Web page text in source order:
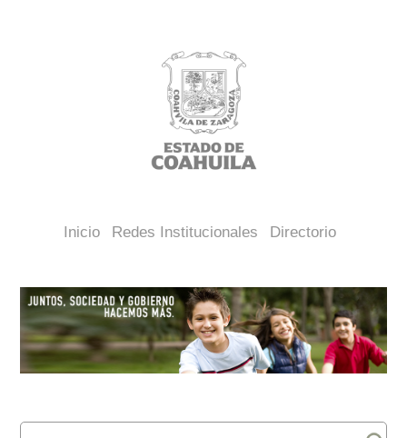
Inicio Redes Institucionales Directorio
Buscar